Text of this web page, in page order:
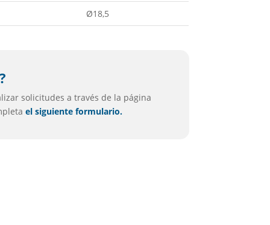
Ø18,5
solicitudes a través de la página
el siguiente formulario.